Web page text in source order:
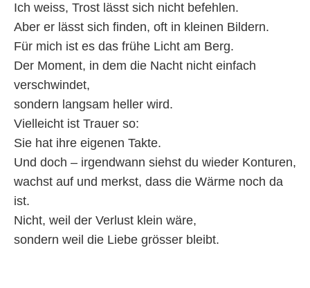
Ich weiss, Trost lässt sich nicht befehlen.
Aber er lässt sich finden, oft in kleinen Bildern.
Für mich ist es das frühe Licht am Berg.
Der Moment, in dem die Nacht nicht einfach
verschwindet,
sondern langsam heller wird.
Vielleicht ist Trauer so:
Sie hat ihre eigenen Takte.
Und doch – irgendwann siehst du wieder Konturen,
wachst auf und merkst, dass die Wärme noch da
ist.
Nicht, weil der Verlust klein wäre,
sondern weil die Liebe grösser bleibt.